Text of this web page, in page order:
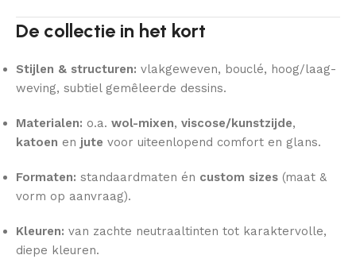
De collectie in het kort
Stijlen & structuren: vlakgeweven, bouclé, hoog/laag-
weving, subtiel gemêleerde dessins.
Materialen: o.a. wol-mixen, viscose/kunstzijde,
katoen en jute voor uiteenlopend comfort en glans.
Formaten: standaardmaten én custom sizes (maat &
vorm op aanvraag).
Kleuren: van zachte neutraaltinten tot karaktervolle,
diepe kleuren.